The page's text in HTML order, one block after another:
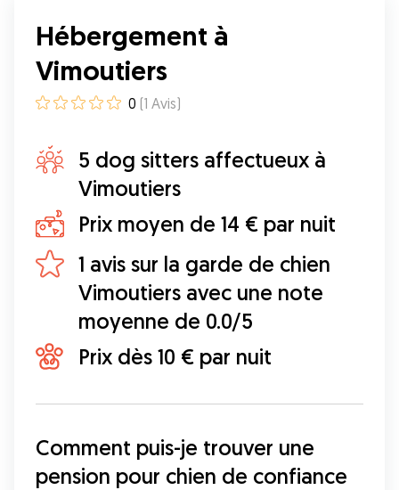
Hébergement à
Vimoutiers
0 (1 Avis)
5 dog sitters affectueux à
Vimoutiers
Prix moyen de 14 € par nuit
1 avis sur la garde de chien
Vimoutiers avec une note
moyenne de 0.0/5
Prix dès 10 € par nuit
Comment puis-je trouver une
pension pour chien de confiance